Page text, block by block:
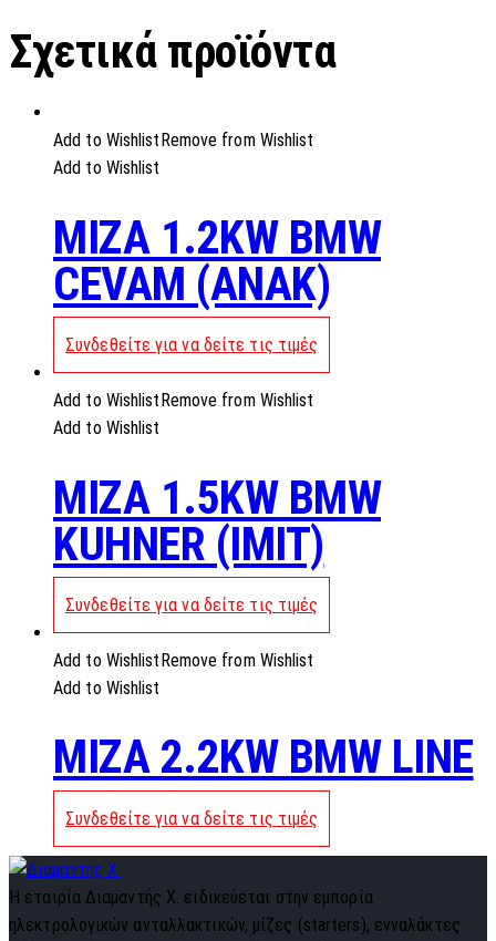
Σχετικά προϊόντα
Add to Wishlist Remove from Wishlist
Add to Wishlist
MIZA 1.2KW BMW
CEVAM (ANAK)
Συνδεθείτε για να δείτε τις τιμές
Add to Wishlist Remove from Wishlist
Add to Wishlist
MIZA 1.5KW BMW
KUHNER (IMIT)
Συνδεθείτε για να δείτε τις τιμές
Add to Wishlist Remove from Wishlist
Add to Wishlist
MIZA 2.2KW BMW LINE
Συνδεθείτε για να δείτε τις τιμές
Η εταιρία Διαμαντής Χ. ειδικεύεται στην εμπορία
ηλεκτρολογικών ανταλλακτικών, μίζες (starters), ενναλάκτες